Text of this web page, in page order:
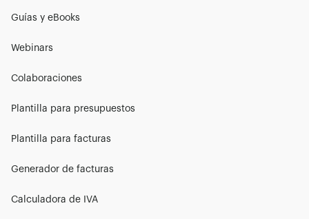
Guías y eBooks
Webinars
Colaboraciones
Plantilla para presupuestos
Plantilla para facturas
Generador de facturas
Calculadora de IVA